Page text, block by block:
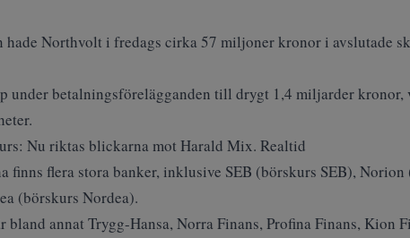
Northvolt i fredags cirka 57 miljoner kronor i avslutade
under betalningsförelägganden till drygt 1,4 miljarder
.
Nu riktas blickarna mot Harald Mix. Realtid
finns flera stora banker, inklusive SEB (börskurs SEB), Norion
(börskurs Nordea).
bland annat Trygg-Hansa, Norra Finans, Profina Finans, Kion